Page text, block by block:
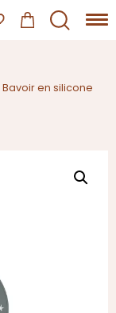
Bavoir en silicone